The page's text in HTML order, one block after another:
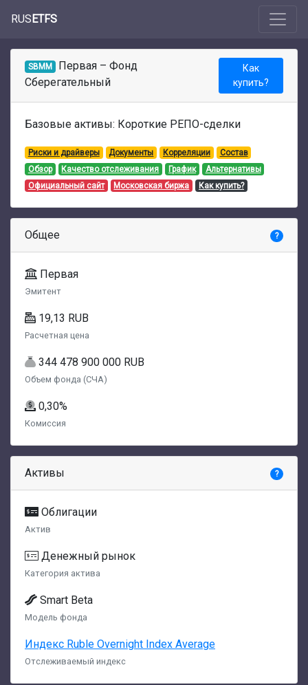
RUSETFS
SBMM
Первая – Фонд
Сберегательный
Как
купить?
Базовые активы: Короткие РЕПО-сделки
Риски и драйверы Документы Корреляции
Состав
Обзор
Качество отслеживания График
Альтернативы
Официальный сайт
Московская биржа Как купить?
Общее ?
Первая
Эмитент
19,13 RUB
Расчетная цена
344 478 900 000 RUB
Объем фонда (СЧА)
0,30%
Комиссия
Активы ?
Облигации
Актив
Денежный рынок
Категория актива
Smart Beta
Модель фонда
Индекс Ruble Overnight Index Average
Отслеживаемый индекс